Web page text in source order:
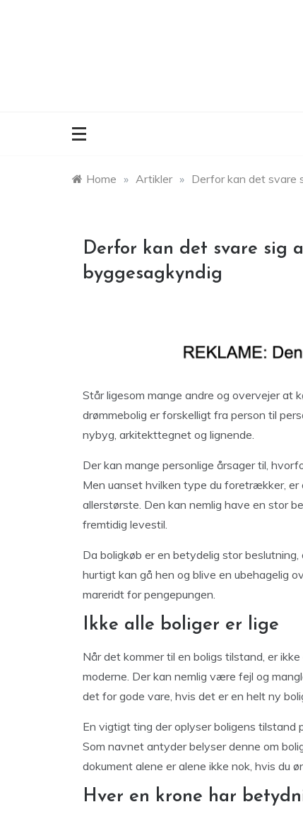
Home » Artikler » Derfor kan det svare
Derfor kan det svare sig
byggesagkyndig
Står ligesom mange andre og overvejer at
drømmebolig er forskelligt fra person til
nybyg, arkitekttegnet og lignende.
Der kan mange personlige årsager til,
Men uanset hvilken type du foretrækker,
allerstørste. Den kan nemlig have en stor
fremtidig levestil.
Da boligkøb er en betydelig stor
hurtigt kan gå hen og blive en ubehagelig
mareridt for pengepungen.
Ikke alle boliger er lige
Når det kommer til en boligs tilstand, er
moderne. Der kan nemlig være fejl og
det for gode vare, hvis det er en helt ny
En vigtigt ting der oplyser boligens tilstand
Som navnet antyder belyser denne om
dokument alene er alene ikke nok, hvis du
Hver en krone har